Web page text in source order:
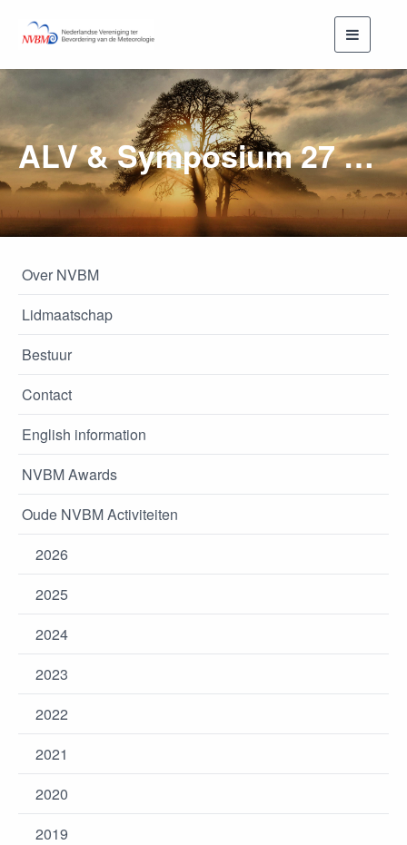
Toggle
ALV & Symposium 27 maart
Over NVBM
Lidmaatschap
Bestuur
Contact
English information
NVBM Awards
Oude NVBM Activiteiten
2026
2025
2024
2023
2022
2021
2020
2019